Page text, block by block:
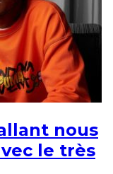
nous
le très